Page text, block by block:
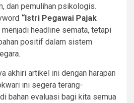
dan pemulihan psikologis.
“Istri Pegawai Pajak
menjadi headline semata, tetapi
positif dalam sistem
akhiri artikel ini dengan harapan
ini segera terang-
bahan evaluasi bagi kita semua